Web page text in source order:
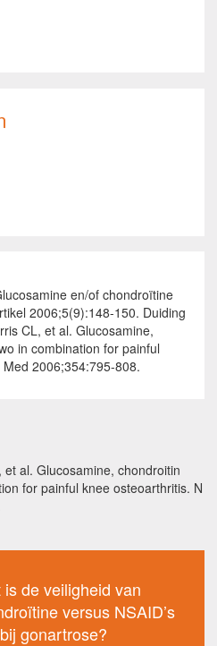
en/of chondroïtine
2006;5(9):148-150. Duiding
CL, et al. Glucosamine,
in combination for painful
2006;354:795-808.
al. Glucosamine, chondroitin
for painful knee osteoarthritis. N
de veiligheid van
versus NSAID’s
gonartrose?